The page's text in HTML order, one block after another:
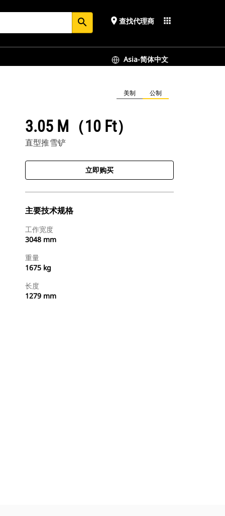
search place 查找代理商 apps
Asia-简体中文
美制 公制
3.05 M（10 Ft）
直型推雪铲
立即购买
主要技术规格
工作宽度
3048 mm
重量
1675 kg
长度
1279 mm